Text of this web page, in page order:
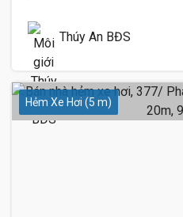
Thúy An BĐS
Hẻm Xe Hơi (5 m)